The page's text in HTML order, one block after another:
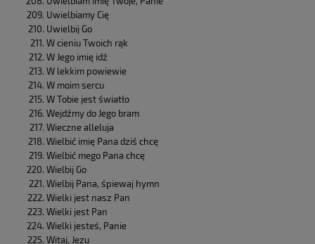
Uwielbiamy Cię
Uwielbij Go
W cieniu Twoich rąk
W Jego imię idź
W lekkim powiewie
W moim sercu
W Tobie jest światło
Wejdźmy do Jego bram
Wieczne alleluja
Wielbić imię Pana dziś chcę
Wielbić mego Pana chcę
Wielbij Go
Wielbij Pana, śpiewaj hymn
Wielki jest nasz Pan
Wielki jest Pan
Wielki jesteś, Panie
Witaj, Jezu